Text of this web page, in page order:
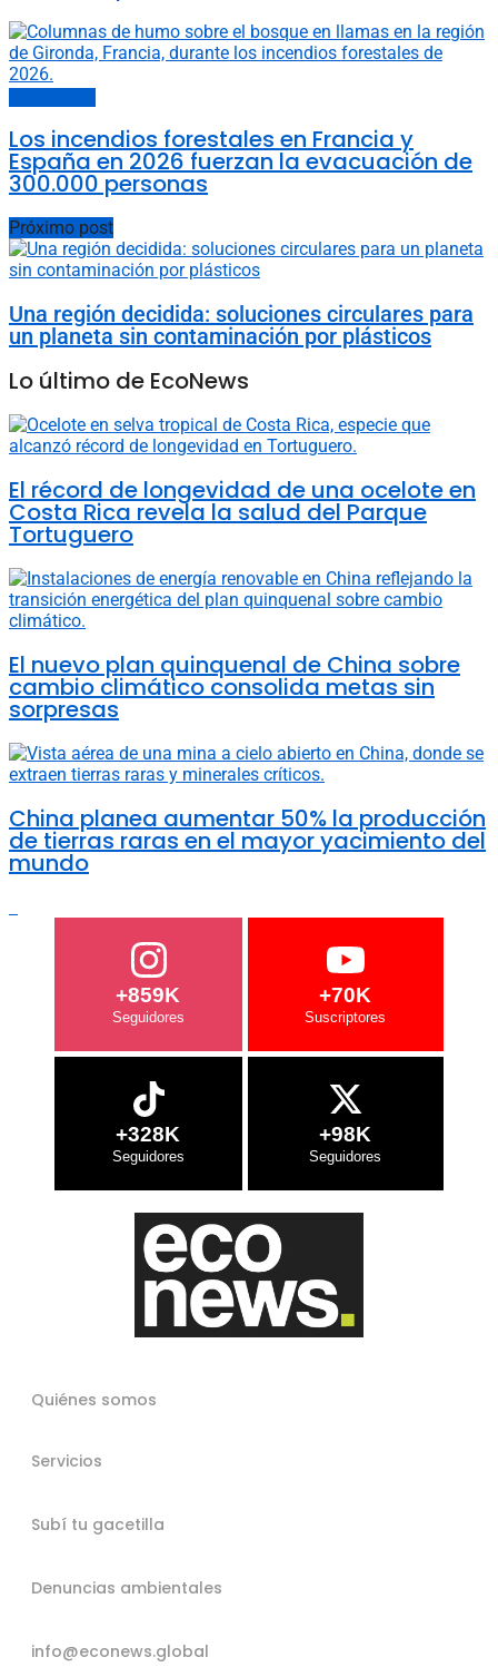
Los incendios forestales en Francia y
España en 2026 fuerzan la evacuación de
300.000 personas
Próximo post
Una región decidida: soluciones circulares para
un planeta sin contaminación por plásticos
Lo último de EcoNews
El récord de longevidad de una ocelote en
Costa Rica revela la salud del Parque
Tortuguero
El nuevo plan quinquenal de China sobre
cambio climático consolida metas sin
sorpresas
China planea aumentar 50% la producción
de tierras raras en el mayor yacimiento del
mundo
+859K +70K
+328K +98K
Quiénes somos
Servicios
Subí tu gacetilla
Denuncias ambientales
info@econews.global